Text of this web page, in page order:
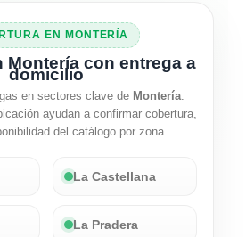
EN MONTERÍA
Montería con entrega a
domicilio
en sectores clave de Montería.
ayudan a confirmar cobertura,
del catálogo por zona.
La Castellana
La Pradera